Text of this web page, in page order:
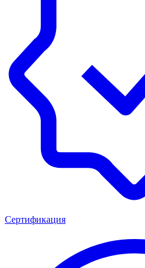
Сертификация